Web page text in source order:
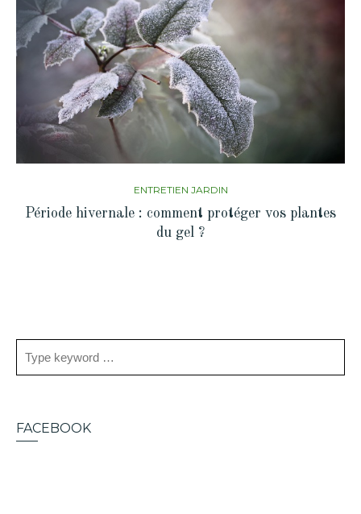
ENTRETIEN JARDIN
Période hivernale : comment protéger vos plantes
du gel ?
FACEBOOK